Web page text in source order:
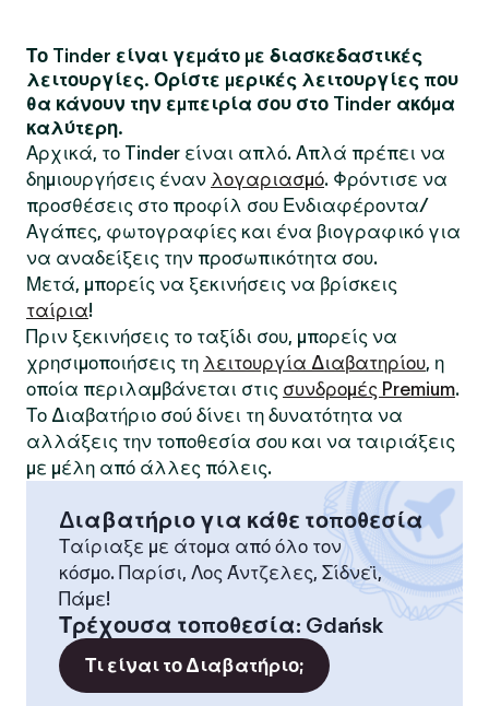
Το Tinder είναι γεμάτο με διασκεδαστικές
λειτουργίες. Ορίστε μερικές λειτουργίες που
θα κάνουν την εμπειρία σου στο Tinder ακόμα
καλύτερη.
Αρχικά, το Tinder είναι απλό. Απλά πρέπει να
δημιουργήσεις έναν λογαριασμό. Φρόντισε να
προσθέσεις στο προφίλ σου Ενδιαφέροντα/
Αγάπες, φωτογραφίες και ένα βιογραφικό για
να αναδείξεις την προσωπικότητα σου.
Μετά, μπορείς να ξεκινήσεις να βρίσκεις
ταίρια!
Πριν ξεκινήσεις το ταξίδι σου, μπορείς να
χρησιμοποιήσεις τη λειτουργία Διαβατηρίου, η
οποία περιλαμβάνεται στις συνδρομές Premium.
Το Διαβατήριο σού δίνει τη δυνατότητα να
αλλάξεις την τοποθεσία σου και να ταιριάξεις
με μέλη από άλλες πόλεις.
Διαβατήριο για κάθε τοποθεσία
Ταίριαξε με άτομα από όλο τον
κόσμο. Παρίσι, Λος Άντζελες, Σίδνεϊ,
Πάμε!
Τρέχουσα τοποθεσία: Gdańsk
Τι είναι το Διαβατήριο;